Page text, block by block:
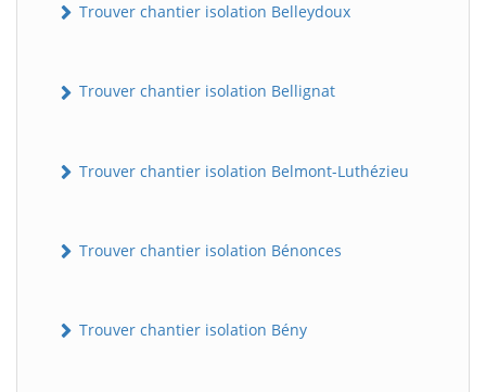
Trouver chantier isolation Belleydoux
Trouver chantier isolation Bellignat
Trouver chantier isolation Belmont-Luthézieu
Trouver chantier isolation Bénonces
Trouver chantier isolation Bény